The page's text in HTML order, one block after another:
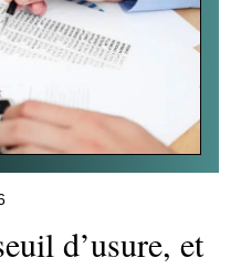
d’usure, et